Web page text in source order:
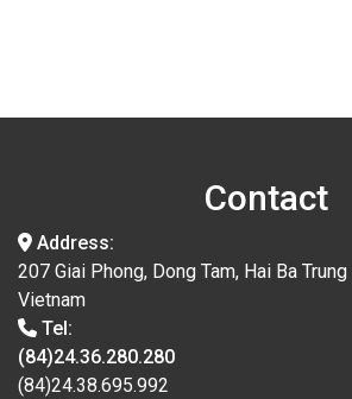
Contact
Address:
207 Giai Phong, Dong Tam, Hai Ba
Vietnam
Tel:
(84)24.36.280.280
(84)24.38.695.992